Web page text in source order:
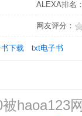
ALEXA排名
网友评分：
下载 txt电子书
网